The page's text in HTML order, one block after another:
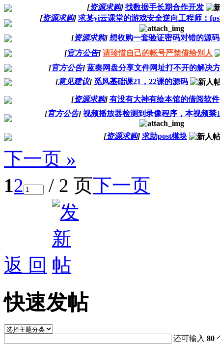
[资源求购] 找数据手长期合作开发
[资源求购] 求某yi云课堂的游戏安全逆向工程师：
[资源求购] 想收购一套验证密码对错的源码
[官方公告] 请珍惜自己的帐号严禁借给别人
[官方公告] 蓝奏网盘分享文件网址打不开的解决
[意见建议] 觅风基础课21，22课的源码
[资源求购] 有没有大神有绘本馆的借阅软件
[官方公告] 视频播放器检测到录像程序，本视频禁
[资源求购] 求助post模块
下一页 »
12 / 2 页下一页
返 回
快速发帖
还可输入80